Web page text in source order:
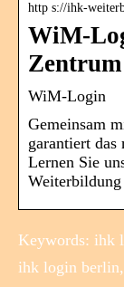
http s://ihk-
WiM-
WiM-Login
Gemeinsam
garantiert
Lernen Sie
Keywords: ihk
ihk login